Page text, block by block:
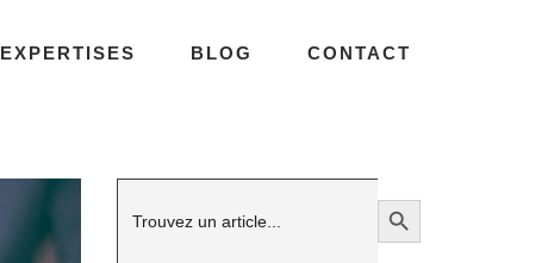
EXPERTISES BLOG CONTACT
Search
Search Button